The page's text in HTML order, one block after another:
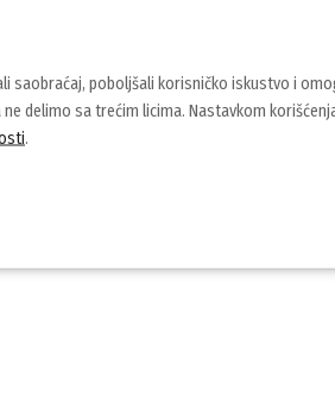
saobraćaj, poboljšali korisničko iskustvo i
delimo sa trećim licima. Nastavkom
.